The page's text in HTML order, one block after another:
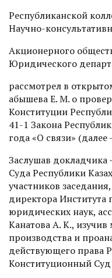
Республиканской
Научно-
Акционерного
Юридического
рассмотрел в
Қабышева Е. М. о
Конституции
41-1 Закона
года «О связи» (далее
Заслушав докладчика
Суда Республики
участников
директора Института
юридических наук,
Канатова А. К.,
производства и
действующего права
Конституционный Суд